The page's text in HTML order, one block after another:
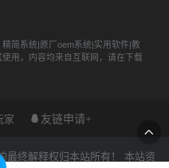
简系统|原厂oem系统|实用软件|教
用，内容均来自互联网，请在下载
家 友链申请+
最终解释权归本站所有！ 本站资